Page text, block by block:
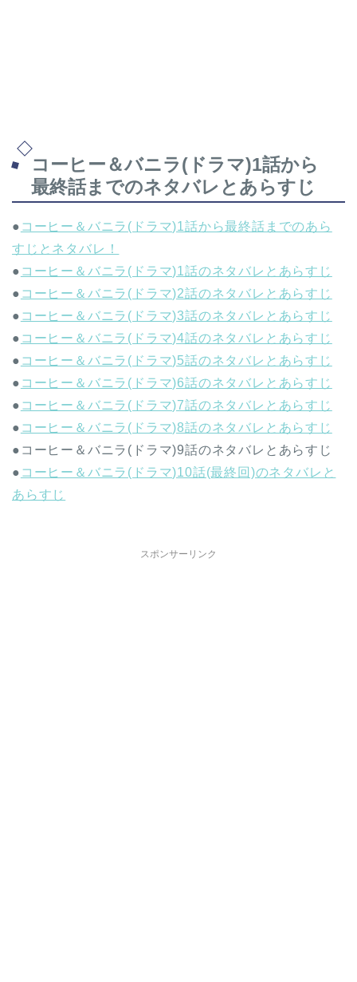
コーヒー＆バニラ(ドラマ)1話から
最終話までのネタバレとあらすじ
● コーヒー＆バニラ(ドラマ)1話から最終話までのあら
すじとネタバレ！
● コーヒー＆バニラ(ドラマ)1話のネタバレとあらすじ
● コーヒー＆バニラ(ドラマ)2話のネタバレとあらすじ
● コーヒー＆バニラ(ドラマ)3話のネタバレとあらすじ
● コーヒー＆バニラ(ドラマ)4話のネタバレとあらすじ
● コーヒー＆バニラ(ドラマ)5話のネタバレとあらすじ
● コーヒー＆バニラ(ドラマ)6話のネタバレとあらすじ
● コーヒー＆バニラ(ドラマ)7話のネタバレとあらすじ
● コーヒー＆バニラ(ドラマ)8話のネタバレとあらすじ
●コーヒー＆バニラ(ドラマ)9話のネタバレとあらすじ
● コーヒー＆バニラ(ドラマ)10話(最終回)のネタバレと
あらすじ
スポンサーリンク